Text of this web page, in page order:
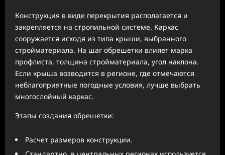
Конструкция в виде перекрытия располагается и
закрепляется на стропильной системе. Каркас
сооружается исходя из типа крыши, выбранного
стройматериала. На шаг обрешетки влияет марка
профлиста, толщина стройматериала, угол наклона.
Если крыша возводится в регионе, где отмечаются
неблагоприятные погодные условия, лучше выбрать
многослойный каркас.
Этапы создания обрешетки:
Расчет размеров конструкции.